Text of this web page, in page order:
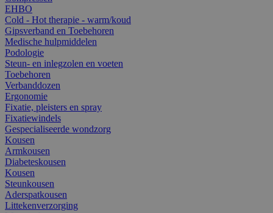
EHBO
Cold - Hot therapie - warm/koud
Gipsverband en Toebehoren
Medische hulpmiddelen
Podologie
Steun- en inlegzolen en voeten
Toebehoren
Verbanddozen
Ergonomie
Fixatie, pleisters en spray
Fixatiewindels
Gespecialiseerde wondzorg
Kousen
Armkousen
Diabeteskousen
Kousen
Steunkousen
Aderspatkousen
Littekenverzorging